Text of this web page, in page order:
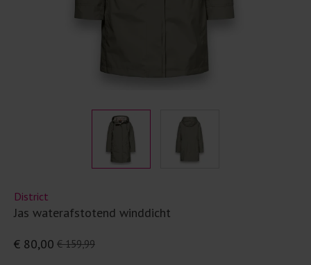
District
Jas waterafstotend winddicht
€ 159,99
€ 80,00